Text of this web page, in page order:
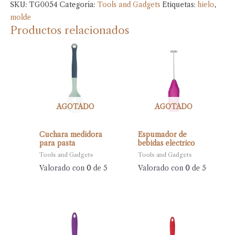
SKU: TG0054 Categoría: Tools and Gadgets Etiquetas: hielo,
molde
Productos relacionados
AGOTADO
Cuchara medidora
para pasta
Tools and Gadgets
Valorado con0 de 5
AGOTADO
Espumador de
bebidas eléctrico
Tools and Gadgets
Valorado con 0de 5